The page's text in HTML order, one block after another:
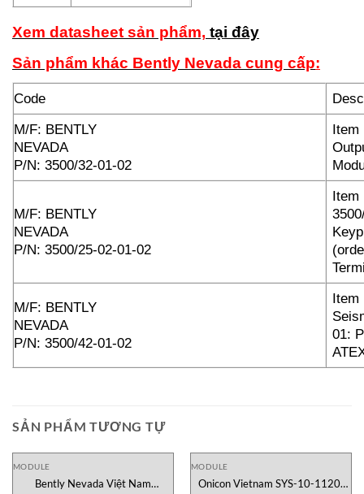
Xem datasheet sản phẩm, tại đây
Sản phẩm khác Bently Nevada cung cấp:
Code
M/F: BENTLY
NEVADA
P/N: 3500/32-01-02
Item
M/F: BENTLY
NEVADA
P/N: 3500/25-02-01-02
Item
M/F: BENTLY
NEVADA
P/N: 3500/42-01-02
Item
01:
SẢN PHẨM TƯƠNG TỰ
MODULE
Bently Nevada Việt Nam
MODULE
Onicon Vietnam SYS-10-1120-